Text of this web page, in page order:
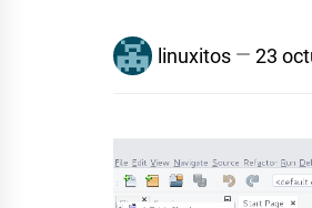
linuxitos 23